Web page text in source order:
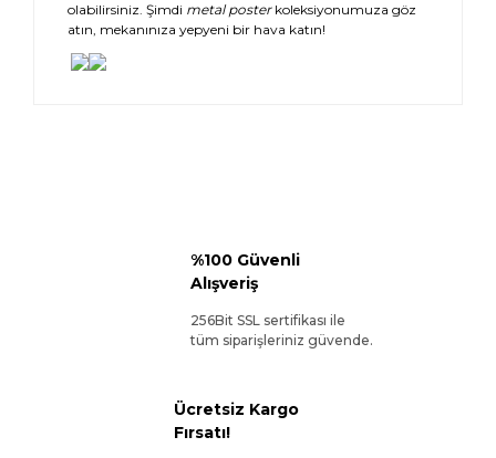
olabilirsiniz. Şimdi metal posterkoleksiyonumuza göz
atın, mekanınıza yepyeni bir hava katın!
%100 Güvenli
Alışveriş
256Bit SSL sertifikası ile
tüm siparişleriniz güvende.
Ücretsiz Kargo
Fırsatı!